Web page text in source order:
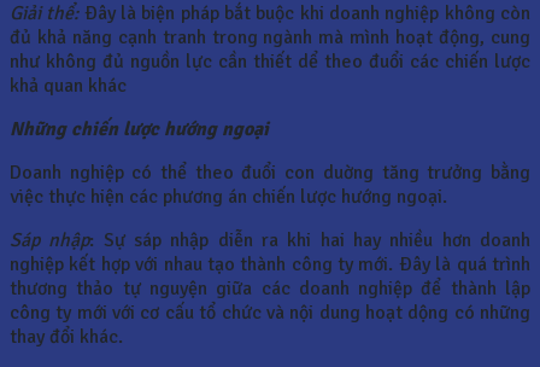
Giải thể:Ðây là biện pháp bắt buộc khi doanh nghiệp không còn
đủ khả năng cạnh tranh trong ngành mà mình hoạt động, cung
như không đủ nguồn lực cần thiết dể theo đuổi các chiến lược
khả quan khác
Những chiến lược hướng ngoại
Doanh nghiệp có thể theo đuổi con duờng tăng trưởng bằng
việc thực hiện các phương án chiến lược hướng ngoại.
Sáp nhập: Sự sáp nhập diễn ra khi hai hay nhiều hơn doanh
nghiệp kết hợp với nhau tạo thành công ty mới. Ðây là quá trình
thương thảo tự nguyện giữa các doanh nghiệp để thành lập
công ty mới với cơ cấu tổ chức và nội dung hoạt dộng có những
thay đổi khác.